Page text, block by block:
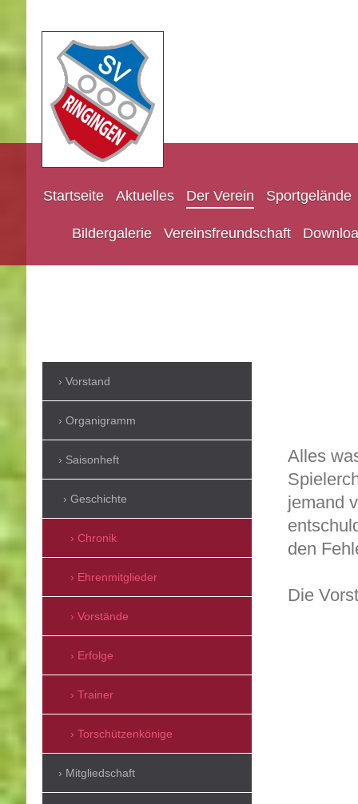
Startseite Aktuelles Der Verein Sportgelände
Bildergalerie Vereinsfreundschaft
Alles
jemand
den
Die
Vorstand
Organigramm
Saisonheft
Geschichte
Chronik
Ehrenmitglieder
Vorstände
Erfolge
Trainer
Torschützenkönige
Mitgliedschaft